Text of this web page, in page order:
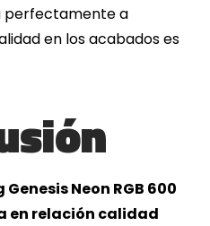
perfectamente a
en los acabados es
Neon RGB 600
en relación calidad